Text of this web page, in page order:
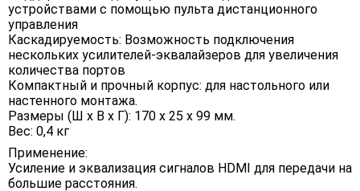
устройствами с помощью пульта дистанционного
управления
Каскадируемость: Возможность подключения
нескольких усилителей-эквалайзеров для увеличения
количества портов
Компактный и прочный корпус: для настольного или
настенного монтажа.
Размеры (Ш х В х Г): 170 х 25 х 99 мм.
Вес: 0,4 кг
Применение:
Усиление и эквализация сигналов HDMI для передачи на
большие расстояния.